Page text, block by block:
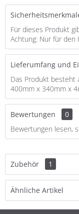
Für dieses Produkt
Achtung: Nur für den
Lieferumfang und
Das Produkt besteht
400mm x 340mm x
Bewertungen
0
Bewertungen lesen,
Zubehör 1
Ähnliche Artikel